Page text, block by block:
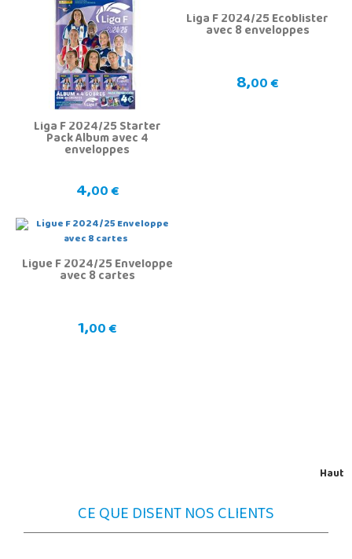
Liga F 2024/25 Starter
Pack Album avec 4
enveloppes
4,00 €
Liga F 2024/25 Ecoblister
avec 8 enveloppes
8,00 €
Ligue F 2024/25 Enveloppe
avec 8 cartes
1,00 €
Haut
CE QUE DISENT NOS CLIENTS